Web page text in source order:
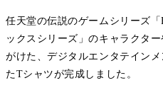
任天堂の伝説のゲームシリーズ
ックスシリーズ」のキャラクタ
がけた、デジタルエンタテイン
たTシャツが完成しました。